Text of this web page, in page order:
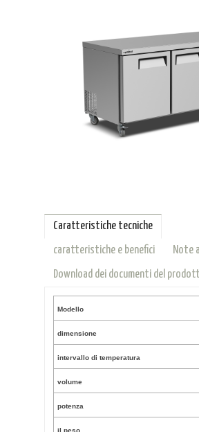
Caratteristiche tecniche
caratteristiche e benefici Note
Download dei documenti del
Modello
dimensione
intervallo di temperatura
volume
potenza
il peso